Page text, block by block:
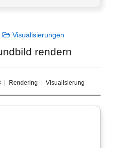
Visualisierungen
rendern
Rendering Visualisierung